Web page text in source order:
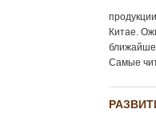
Китае.
Самые